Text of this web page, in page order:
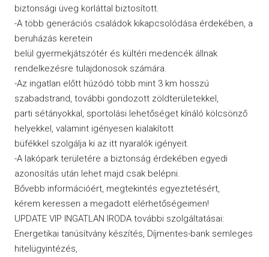
biztonsági üveg korláttal biztosított.
-A több generációs családok kikapcsolódása érdekében, a
beruházás keretein
belül gyermekjátszótér és kültéri medencék állnak
rendelkezésre tulajdonosok számára.
-Az ingatlan előtt húzódó több mint 3 km hosszú
szabadstrand, további gondozott zöldterületekkel,
parti sétányokkal, sportolási lehetőséget kínáló kölcsönző
helyekkel, valamint igényesen kialakított
büfékkel szolgálja ki az itt nyaralók igényeit.
-A lakópark területére a biztonság érdekében egyedi
azonosítás után lehet majd csak belépni.
Bővebb információért, megtekintés egyeztetésért,
kérem keressen a megadott elérhetőségeimen!
UPDATE VIP INGATLAN IRODA további szolgáltatásai:
Energetikai tanúsítvány készítés, Díjmentes-bank semleges
hitelügyintézés,